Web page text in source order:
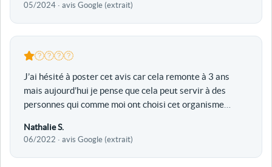
05/2024 · avis Google (extrait)
J’ai hésité à poster cet avis car cela remonte à 3 ans
mais aujourd’hui je pense que cela peut servir à des
personnes qui comme moi ont choisi cet organisme…
Nathalie S.
06/2022 · avis Google (extrait)